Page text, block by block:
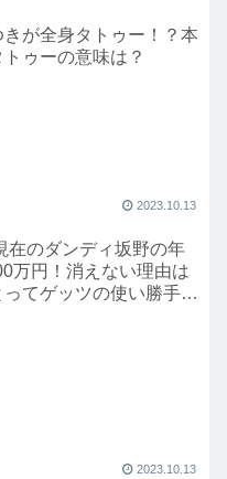
きが全身タトゥー！？本
ゥーの意味は？
2023.10.13
在のダンディ坂野の年
万円！消えない理由は
てゲッツの使い勝手の
2023.10.13